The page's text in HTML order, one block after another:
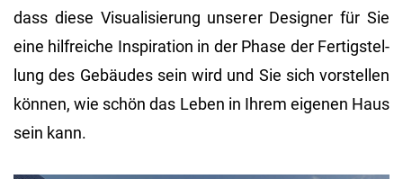
dass diese Vi­sua­li­sie­rung un­se­rer De­si­gner für Sie
eine hilf­rei­che In­spi­ra­ti­on in der Phase der Fer­tig­stel­
lung des Ge­bäu­des sein wird und Sie sich vor­stel­len
kön­nen, wie schön das Leben in Ihrem ei­ge­nen Haus
sein kann.